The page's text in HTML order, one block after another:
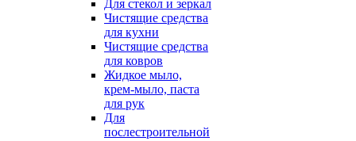
Для стекол и зеркал
Чистящие средства
для кухни
Чистящие средства
для ковров
Жидкое мыло,
крем-мыло, паста
для рук
Для
послестроительной